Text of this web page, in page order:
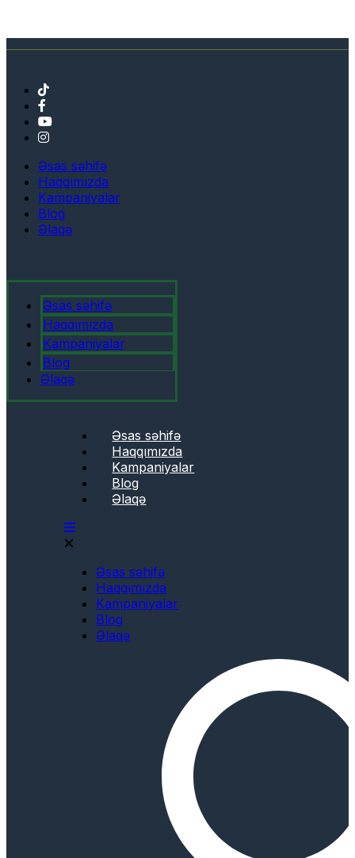
Əsas səhifə
Haqqımızda
Kampaniyalar
Blog
Əlaqə
Əsas səhifə
Haqqımızda
Kampaniyalar
Blog
Əlaqə
Əsas səhifə
Haqqımızda
Kampaniyalar
Blog
Əlaqə
Əsas səhifə
Haqqımızda
Kampaniyalar
Blog
Əlaqə